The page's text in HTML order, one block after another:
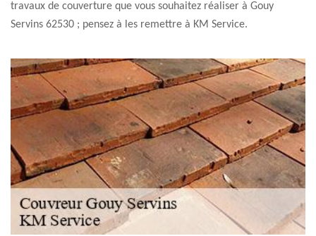
travaux de couverture que vous souhaitez réaliser à Gouy
Servins 62530 ; pensez à les remettre à KM Service.